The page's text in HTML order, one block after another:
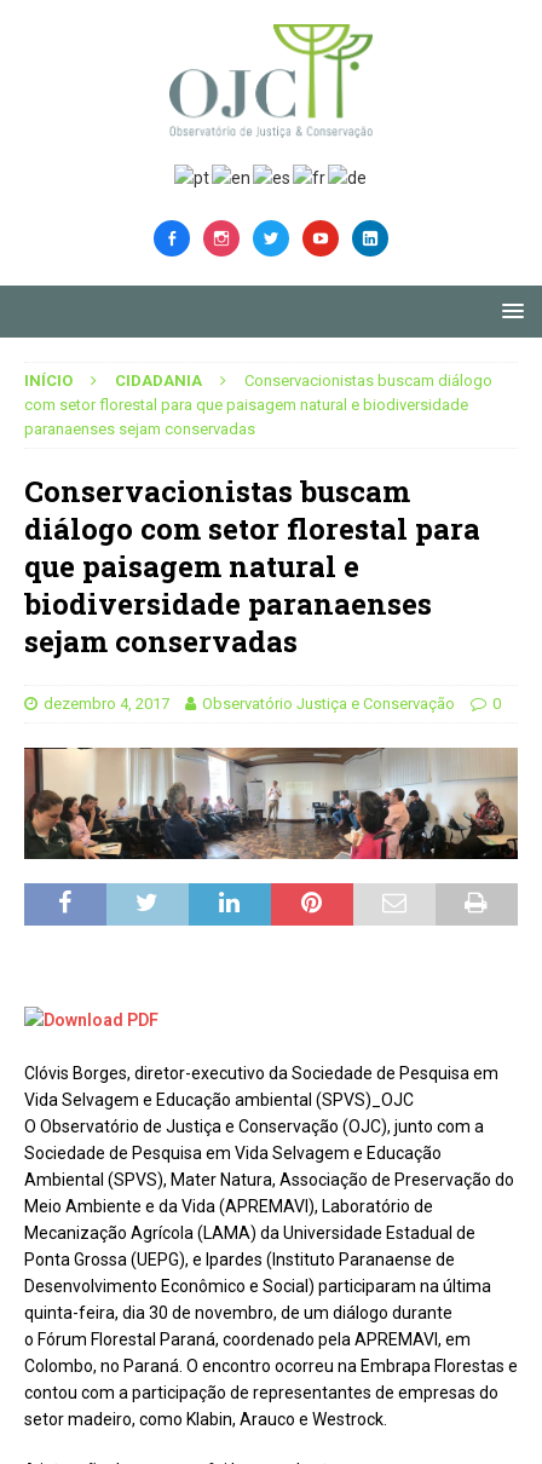
INÍCIO CIDADANIA
Conservacionistas buscam diálogo
com setor florestal para que paisagem natural e biodiversidade
paranaenses sejam conservadas
Conservacionistas buscam
diálogo com setor florestal para
que paisagem natural e
biodiversidade paranaenses
sejam conservadas
dezembro 4, 2017 Observatório Justiça e Conservação 0
Clóvis Borges, diretor-executivo da Sociedade de Pesquisa em
Vida Selvagem e Educação ambiental (SPVS)_OJC
O Observatório de Justiça e Conservação (OJC), junto com a
Sociedade de Pesquisa em Vida Selvagem e Educação
Ambiental (SPVS), Mater Natura, Associação de Preservação do
Meio Ambiente e da Vida (APREMAVI), Laboratório de
Mecanização Agrícola (LAMA) da Universidade Estadual de
Ponta Grossa (UEPG), e Ipardes (Instituto Paranaense de
Desenvolvimento Econômico e Social) participaram na última
quinta-feira, dia 30 de novembro, de um diálogo durante
o Fórum Florestal Paraná, coordenado pela APREMAVI, em
Colombo, no Paraná. O encontro ocorreu na Embrapa Florestas e
contou com a participação de representantes de empresas do
setor madeiro, como Klabin, Arauco e Westrock.